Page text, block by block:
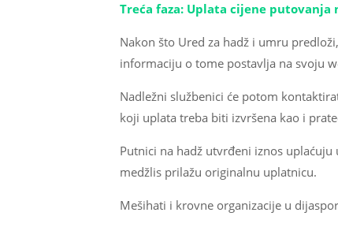
Treća faza: Uplata cijene putovanja
Nakon što Ured za hadž i umru
informaciju o tome postavlja na svoju
Nadležni službenici će potom
koji uplata treba biti izvršena kao i
Putnici na hadž utvrđeni iznos
medžlis prilažu originalnu uplatnicu.
Mešihati i krovne organizacije u